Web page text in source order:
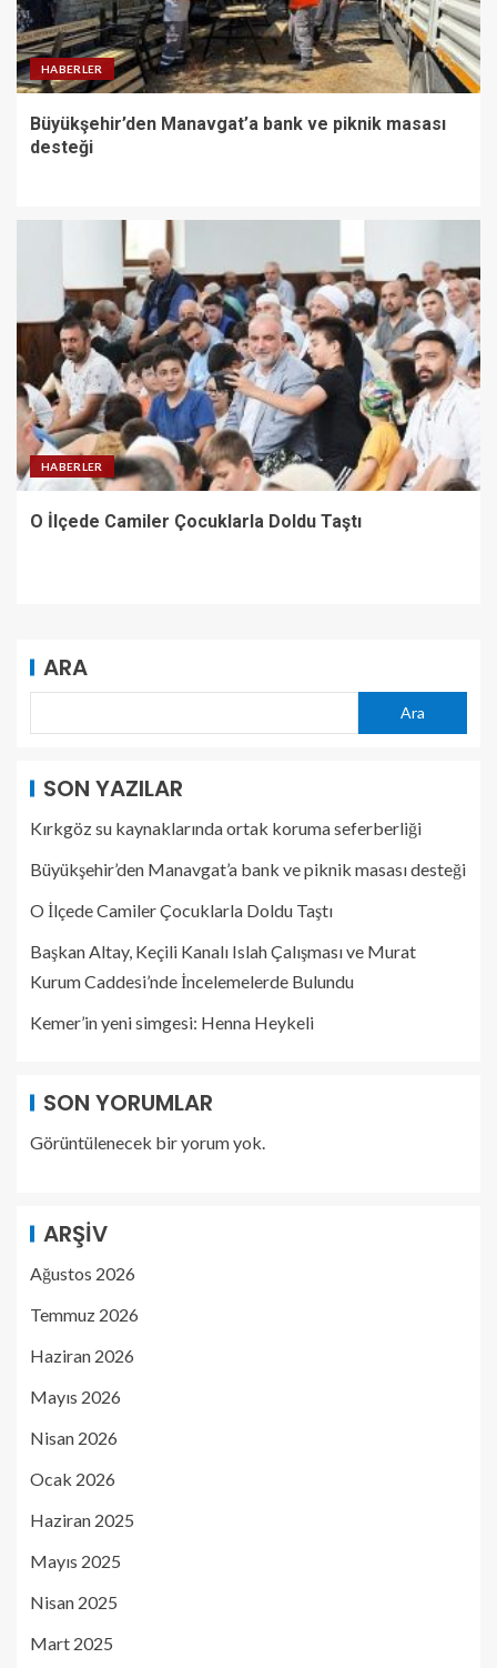
HABERLER
Büyükşehir’den Manavgat’a bank ve piknik masası
desteği
HABERLER
O İlçede Camiler Çocuklarla Doldu Taştı
ARA
Ara
SON YAZILAR
Kırkgöz su kaynaklarında ortak koruma seferberliği
Büyükşehir’den Manavgat’a bank ve piknik masası desteği
O İlçede Camiler Çocuklarla Doldu Taştı
Başkan Altay, Keçili Kanalı Islah Çalışması ve Murat
Kurum Caddesi’nde İncelemelerde Bulundu
Kemer’in yeni simgesi: Henna Heykeli
SON YORUMLAR
Görüntülenecek bir yorum yok.
ARŞIV
Ağustos 2026
Temmuz 2026
Haziran 2026
Mayıs 2026
Nisan 2026
Ocak 2026
Haziran 2025
Mayıs 2025
Nisan 2025
Mart 2025